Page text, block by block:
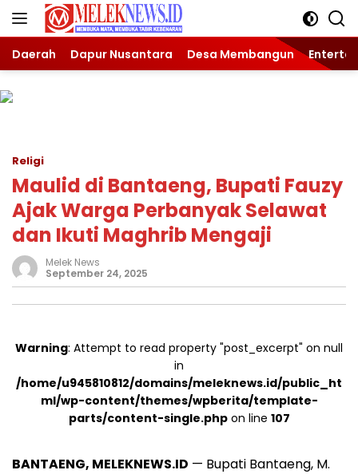
Langsung
Daerah Dapur Nusantara Desa Membangun
Religi
Maulid di Bantaeng, Bupati Fauzy
Ajak Warga Perbanyak Selawat
dan Ikuti Maghrib Mengaji
Melek News
September 24, 2025
Warning: Attempt to read property "post_excerpt" on null
in
/home/u945810812/domains/meleknews.id/public_ht
ml/wp-content/themes/wpberita/template-
parts/content-single.phpon line 107
BANTAENG, MELEKNEWS.ID — Bupati Bantaeng, M.